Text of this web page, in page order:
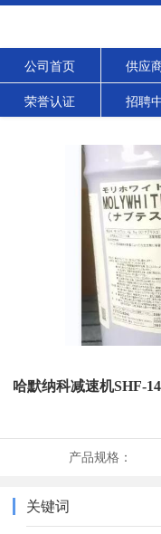
公司首页 供应
荣誉认证 招聘
哈默纳科减速机SHF-
产品规格：
关键词